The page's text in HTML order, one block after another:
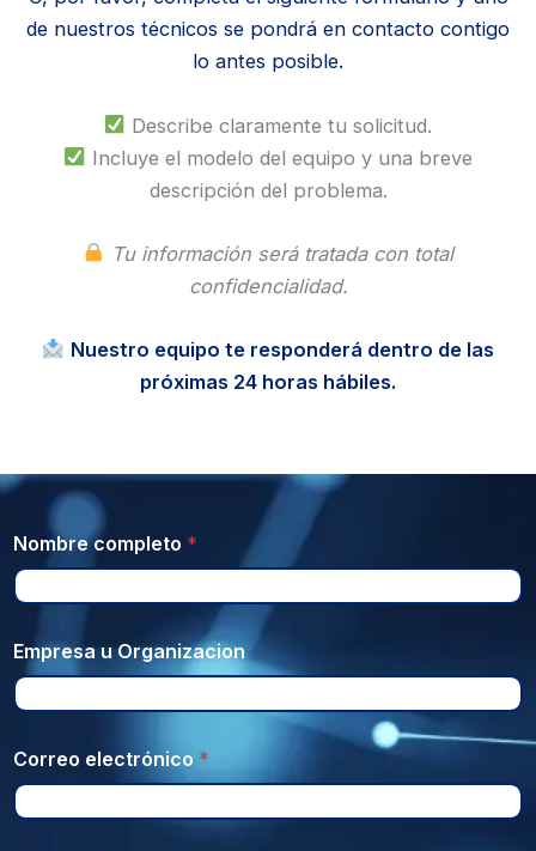
de nuestros técnicos se pondrá en contacto contigo
lo antes posible.
Describe claramente tu solicitud.
Incluye el modelo del equipo y una breve
descripción del problema.
Tu información será tratada con total
confidencialidad.
Nuestro equipo te responderá dentro de las
próximas 24 horas hábiles.
Nombre completo *
Empresa u Organizacion
Correo electrónico *